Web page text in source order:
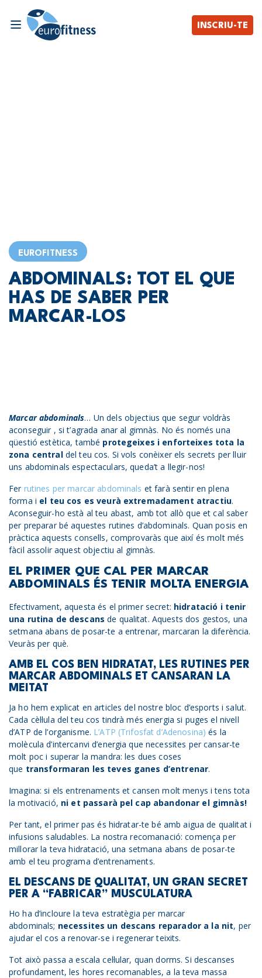
INSCRIU-TE
EUROFITNESS
ABDOMINALS: TOT EL QUE
HAS DE SABER PER
MARCAR-LOS
Marcar abdominals… Un dels objectius que segur voldràs
aconseguir , si t’agrada anar al gimnàs. No és només una
qüestió estètica, també protegeixes i enforteixes tota la
zona centraldel teu cos. Si vols conèixer els secrets per lluir
uns abdominals espectaculars, queda’t a llegir-nos!
Fer rutines per marcar abdominals et farà sentir en plena
forma i el teu cos es veurà extremadament atractiu.
Aconseguir-ho està al teu abast, amb tot allò que et cal saber
per preparar bé aquestes rutines d’abdominals. Quan posis en
pràctica aquests consells, comprovaràs que així és molt més
fàcil assolir aquest objectiu al gimnàs.
EL PRIMER QUE CAL PER MARCAR
ABDOMINALS ÉS TENIR MOLTA ENERGIA
Efectivament, aquesta és el primer secret: hidratació i tenir
una rutina de descans de qualitat. Aquests dos gestos, una
setmana abans de posar-te a entrenar, marcaran la diferència.
Veuràs per què.
AMB EL COS BEN HIDRATAT, LES RUTINES PER
MARCAR ABDOMINALS ET CANSARAN LA
MEITAT
Ja ho hem explicat en articles del nostre bloc d’esports i salut.
Cada cèl·lula del teu cos tindrà més energia si puges el nivell
d’ATP de l’organisme. L’ATP (Trifosfat d’Adenosina) és la
molècula d’intercanvi d’energia que necessites per cansar-te
molt poc i superar la mandra: les dues coses
que transformaran les teves ganes d’entrenar.
Imagina: si els entrenaments et cansen molt menys i tens tota
la motivació, ni et passarà pel cap abandonar el gimnàs!
Per tant, el primer pas és hidratar-te bé amb aigua de qualitat i
infusions saludables. La nostra recomanació: comença per
millorar la teva hidratació, una setmana abans de posar-te
amb el teu programa d’entrenaments.
EL DESCANS DE QUALITAT, UN GRAN SECRET
PER A “FABRICAR” MUSCULATURA
Ho ha d’incloure la teva estratègia per marcar
abdominals; necessites un descans reparador a la nit, per
ajudar el cos a renovar-se i regenerar teixits.
Tot això passa a escala cel·lular, quan dorms. Si descanses
profundament, les hores recomanables, a la teva massa